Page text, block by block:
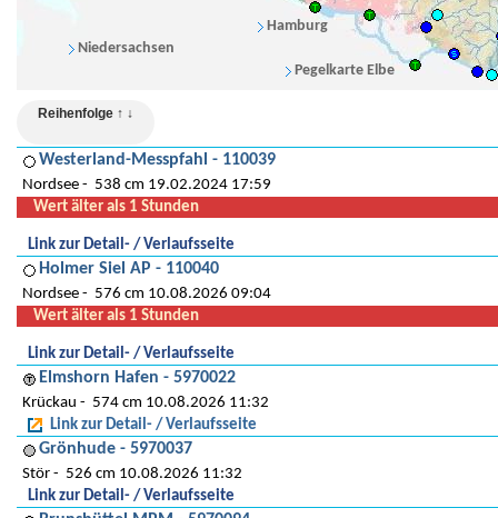
Reihenfolge ↑ ↓
Westerland-Messpfahl - 110039
Nordsee
538 cm 19.02.2024 17:59
Wert älter als 1 Stunden
Link zur Detail- / Verlaufsseite
Holmer Siel AP - 110040
Nordsee
576 cm 10.08.2026 09:04
Wert älter als 1 Stunden
Link zur Detail- / Verlaufsseite
Elmshorn Hafen - 5970022
Krückau
574 cm 10.08.2026 11:32
Link zur Detail- / Verlaufsseite
Grönhude - 5970037
Stör
526 cm 10.08.2026 11:32
Link zur Detail- / Verlaufsseite
Pegelkarte Elbe
Niedersachsen
Hamburg